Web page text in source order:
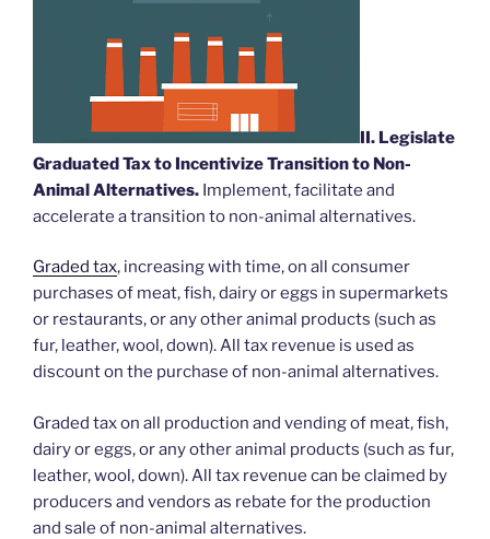
II. Legislate
Graduated Tax to Incentivize Transition to Non-
Animal Alternatives. Implement, facilitate and
accelerate a transition to non-animal alternatives.
Graded tax, increasing with time, on all consumer
purchases of meat, fish, dairy or eggs in supermarkets
or restaurants, or any other animal products (such as
fur, leather, wool, down). All tax revenue is used as
discount on the purchase of non-animal alternatives.
Graded tax on all production and vending of meat, fish,
dairy or eggs, or any other animal products (such as fur,
leather, wool, down). All tax revenue can be claimed by
producers and vendors as rebate for the production
and sale of non-animal alternatives.